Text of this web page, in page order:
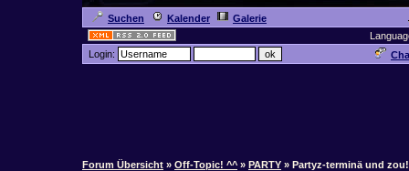
Suchen Kalender
Galerie
Login:
Forum Übersicht » Off-Topic! ^^ » PARTY » Partyz-terminä und zou!